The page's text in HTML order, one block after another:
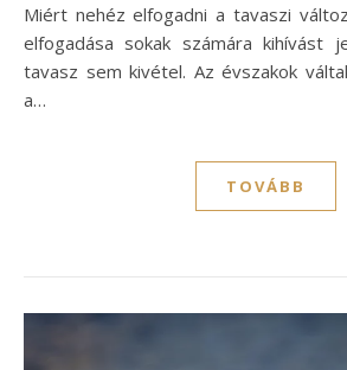
Miért nehéz elfogadni a tavaszi
elfogadása sokak számára kihívást
tavasz sem kivétel. Az évszakok
a…
TOVÁBB